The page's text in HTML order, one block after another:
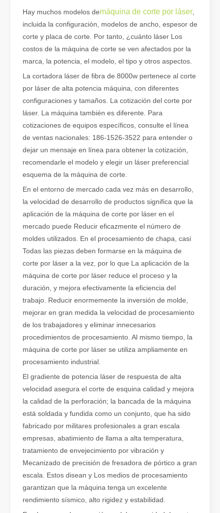
¿Qué es el corte por láser de tubos?
El corte por láser de tubos es una tecnología clave en la
El corte de metal por láser es un método de precisión que se
Hay muchos modelos demáquina de corte por láser
incluida la configuración, modelos de ancho, espesor de
corte y placa de corte. Por tanto, ¿cuánto láser Los
costos de la máquina de corte se ven afectados por la
marca, la potencia, el modelo, el tipo y otros aspectos.
La cortadora láser de fibra de 8000w pertenece al corte
por láser de alta potencia máquina, con diferentes
configuraciones y tamaños. La cotización del corte por
láser. La máquina también es diferente. Para
cotizaciones de equipos específicos, consulte el línea
de ventas nacionales: 186-1526-3522 para entender o
dejar un mensaje en línea para obtener la cotización,
recomendarle el modelo y elegir un láser preferencial
esquema de la máquina de corte.
En el entorno de mercado cada vez más en desarrollo,
la velocidad de desarrollo de productos significa que la
aplicación de la máquina de corte por láser en el
mercado puede Reducir eficazmente el número de
moldes utilizados. En el procesamiento de chapa, casi
Todas las piezas deben formarse en la máquina de
corte por láser a la vez, por lo que La aplicación de la
máquina de corte por láser reduce el proceso y la
duración, y mejora efectivamente la eficiencia del
trabajo. Reducir enormemente la inversión de molde,
mejorar en gran medida la velocidad de procesamiento
de los trabajadores y eliminar innecesarios
procedimientos de procesamiento. Al mismo tiempo, la
máquina de corte por láser se utiliza ampliamente en
procesamiento industrial.
El gradiente de potencia láser de respuesta de alta
velocidad asegura el corte de esquina calidad y mejora
la calidad de la perforación; la bancada de la máquina
está soldada y fundida como un conjunto, que ha sido
fabricado por militares profesionales a gran escala
empresas, abatimiento de llama a alta temperatura,
tratamiento de envejecimiento por vibración y
Mecanizado de precisión de fresadora de pórtico a gran
escala. Estos disean y Los medios de procesamiento
garantizan que la máquina tenga un excelente
rendimiento sísmico, alto rigidez y estabilidad.